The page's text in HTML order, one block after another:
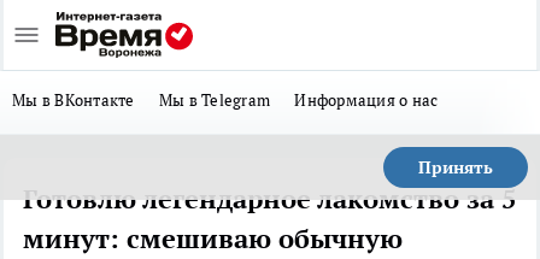
Мы в ВКонтакте Мы в Telegram Информация о нас
Принять
Готовлю легендарное лакомство за 5
минут: смешиваю обычную